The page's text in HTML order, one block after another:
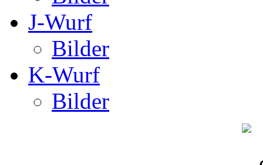
J-Wurf
Bilder
K-Wurf
Bilder